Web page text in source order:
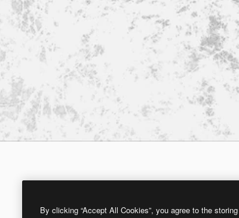
By clicking “Accept All Cookies”, you agree to the